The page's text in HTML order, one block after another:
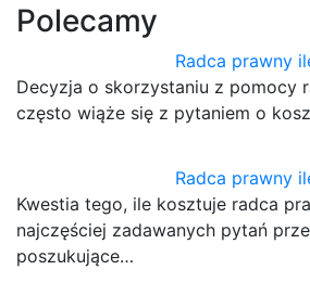
Polecamy
Radca prawny
Decyzja o skorzystaniu z pomocy
często wiąże się z pytaniem o
Radca prawny
Kwestia tego, ile kosztuje radca
najczęściej zadawanych pytań
poszukujące…